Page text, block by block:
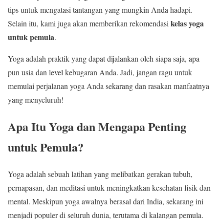
tips untuk mengatasi tantangan yang mungkin Anda hadapi.
Selain itu, kami juga akan memberikan rekomendasi kelas yoga
untuk pemula.
Yoga adalah praktik yang dapat dijalankan oleh siapa saja, apa
pun usia dan level kebugaran Anda. Jadi, jangan ragu untuk
memulai perjalanan yoga Anda sekarang dan rasakan manfaatnya
yang menyeluruh!
Apa Itu Yoga dan Mengapa Penting
untuk Pemula?
Yoga adalah sebuah latihan yang melibatkan gerakan tubuh,
pernapasan, dan meditasi untuk meningkatkan kesehatan fisik dan
mental. Meskipun yoga awalnya berasal dari India, sekarang ini
menjadi populer di seluruh dunia, terutama di kalangan pemula.